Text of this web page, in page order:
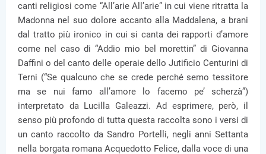
canti religiosi come “All’arie All’arie” in cui viene ritratta la
Madonna nel suo dolore accanto alla Maddalena, a brani
dal tratto più ironico in cui si canta dei rapporti d’amore
come nel caso di “Addio mio bel morettin” di Giovanna
Daffini o del canto delle operaie dello Jutificio Centurini di
Terni (“Se qualcuno che se crede perché semo tessitore
ma se nui famo all’amore lo facemo pe’ scherzà”)
interpretato da Lucilla Galeazzi. Ad esprimere, però, il
senso più profondo di tutta questa raccolta sono i versi di
un canto raccolto da Sandro Portelli, negli anni Settanta
nella borgata romana Acquedotto Felice, dalla voce di una